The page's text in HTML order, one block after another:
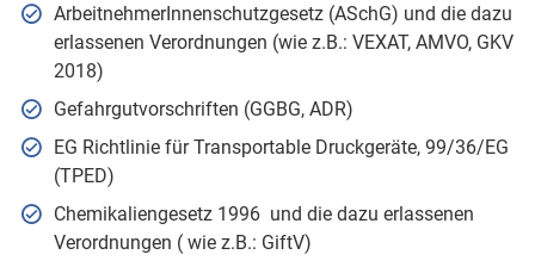
ArbeitnehmerInnenschutzgesetz (ASchG) und die dazu
erlassenen Verordnungen (wie z.B.: VEXAT, AMVO, GKV
2018)
Gefahrgutvorschriften (GGBG, ADR)
EG Richtlinie für Transportable Druckgeräte, 99/36/EG
(TPED)
Chemikaliengesetz 1996 und die dazu erlassenen
Verordnungen ( wie z.B.: GiftV)